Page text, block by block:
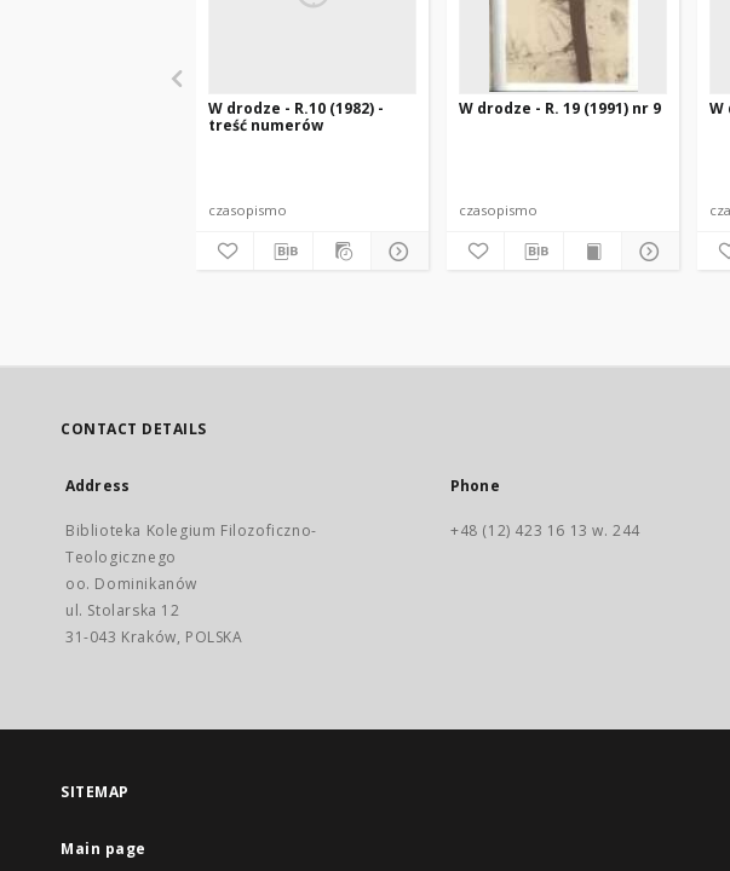
W drodze - R.10 (1982) -
treść numerów
czasopismo
W drodze - R. 19 (1991) nr 9
czasopismo
W
CONTACT DETAILS
Address
Biblioteka Kolegium Filozoficzno-
Teologicznego
oo. Dominikanów
ul. Stolarska 12
31-043 Kraków, POLSKA
Phone
+48 (12) 423 16 13 w. 244
SITEMAP
Main page